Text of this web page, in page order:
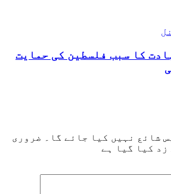
کا سبب فلسطین کی حمایت
شائع نہیں کیا جائے گا۔
ضروری
زد کیا گیا ہے